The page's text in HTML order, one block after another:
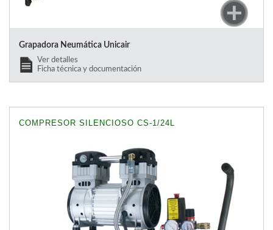
Grapadora Neumática Unicair
Ver detalles
Ficha técnica y documentación
COMPRESOR SILENCIOSO CS-1/24L